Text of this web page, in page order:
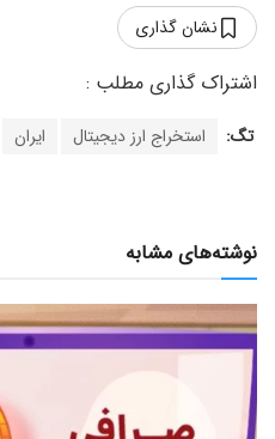
نشان گذاری
تگ: استخراج ارز دیجیتال ایران
نوشته‌های مشابه